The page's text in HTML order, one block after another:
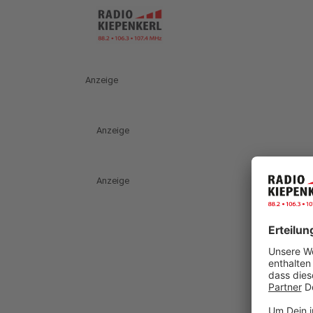
Anzeige
Anzeige
Anzeige